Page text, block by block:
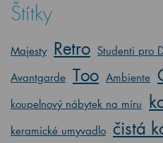
Štítky
Majesty Retro Studenti pro
Avantgarde Too Ambiente
koupelnový nábytek na míru
keramické umyvadlo čistá